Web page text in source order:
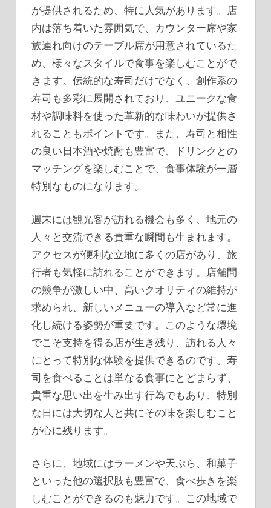
が提供されるため、特に人気があります。店
内は落ち着いた雰囲気で、カウンター席や家
族連れ向けのテーブル席が用意されているた
め、様々なスタイルで食事を楽しむことがで
きます。伝統的な寿司だけでなく、創作系の
寿司も多彩に展開されており、ユニークな食
材や調味料を使った革新的な味わいが提供さ
れることもポイントです。また、寿司と相性
の良い日本酒や焼酎も豊富で、ドリンクとの
マッチングを楽しむことで、食事体験が一層
特別なものになります。
週末には観光客が訪れる機会も多く、地元の
人々と交流できる貴重な瞬間も生まれます。
アクセスが便利な立地に多くの店があり、旅
行者も気軽に訪れることができます。店舗間
の競争が激しい中、高いクオリティの維持が
求められ、新しいメニューの導入など常に進
化し続ける姿勢が重要です。このような環境
でこそ支持を得る店が生き残り、訪れる人々
にとって特別な体験を提供できるのです。寿
司を食べることは単なる食事にとどまらず、
貴重な思い出を生み出す行為でもあり、特別
な日には大切な人と共にその味を楽しむこと
が心に残ります。
さらに、地域にはラーメンや天ぷら、和菓子
といった他の選択肢も豊富で、食べ歩きを楽
しむことができるのも魅力です。この地域で